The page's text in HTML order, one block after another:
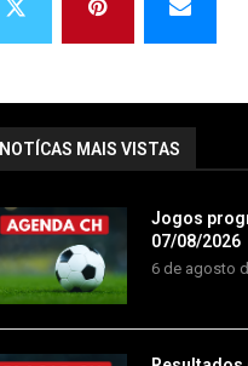
NOTÍCAS MAIS VISTAS
Jogos
07/08/2026
6 de agosto